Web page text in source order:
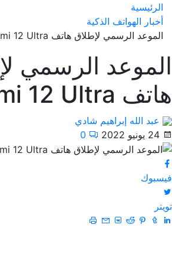
الرئيسية
أخبار الهواتف الذكية
الموعد الرسمي لإطلاق هاتف Xiaomi 12 Ultra
الموعد الرسمي
هاتف Xiaomi 12 Ultra
عبد الله إبراهيم شادي
24 يونيو 2022
0
فيسبوك
تويتر